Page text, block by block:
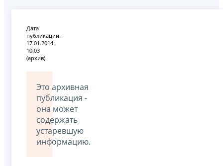
Дата
публикации:
17.01.2014
10:03
(архив)
Это архивная
публикация -
она может
содержать
устаревшую
информацию.